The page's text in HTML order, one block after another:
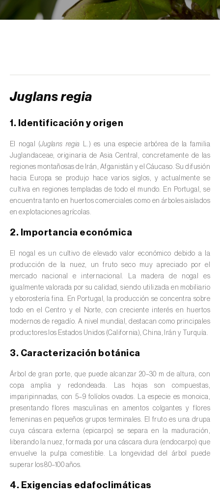
Alcaravea (Carum carvi)
Gossypium spp.
Aliso (Alnus glutinosa)
Almendro ( Prunus dulcis
Altramuz ( Lupinus spp.
Ambientes acuáticos (
valas, canais, açudes, barragens e estações
Anacardo (Anacardium occidentale)
Apio (Apium graveolens)
Arándano ( Vaccinium spp.
Áreas no cultivadas ( -)
Aromáticas, condimentarias y medicinales
Artemisia, Foeniculum, Laurus, Majorana,
Melissa, Pimpinella, Rosmarinus e outras)
Arroz (Oryza spp.)
Avellano (Corylus avellana L.)
Avena ( Avena sativa)
Batata dulce (
Begonia (
Juglans regia
1. Identificación y origen
El nogal (Juglans regia
L.) es una especie arbórea de la familia
Juglandaceae, originaria de Asia Central, concretamente de las
regiones montañosas de Irán, Afganistán y el Cáucaso. Su difusión
hacia Europa se produjo hace varios siglos, y actualmente se
cultiva en regiones templadas de todo el mundo. En Portugal, se
encuentra tanto en huertos comerciales como en árboles aislados
en explotaciones agrícolas.
2. Importancia económica
El nogal es un cultivo de elevado valor económico debido a la
producción de la nuez, un fruto seco muy apreciado por el
mercado nacional e internacional. La madera de nogal es
igualmente valorada por su calidad, siendo utilizada en mobiliario
y eborostería fina. En Portugal, la producción se concentra sobre
todo en el Centro y el Norte, con creciente interés en huertos
modernos de regadío. A nivel mundial, destacan como principales
productores los Estados Unidos (California), China, Irán y Turquía.
3. Caracterización botánica
Árbol de gran porte, que puede alcanzar 20–30 m de altura, con
copa amplia y redondeada. Las hojas son compuestas,
imparipinnadas, con 5–9 folíolos ovados. La especie es monoica,
presentando flores masculinas en amentos colgantes y flores
femeninas en pequeños grupos terminales. El fruto es una drupa
cuya cáscara externa (epicarpo) se separa en la maduración,
liberando la nuez, formada por una cáscara dura (endocarpo) que
envuelve la pulpa comestible. La longevidad del árbol puede
superar los 80–100 años.
4. Exigencias edafoclimáticas